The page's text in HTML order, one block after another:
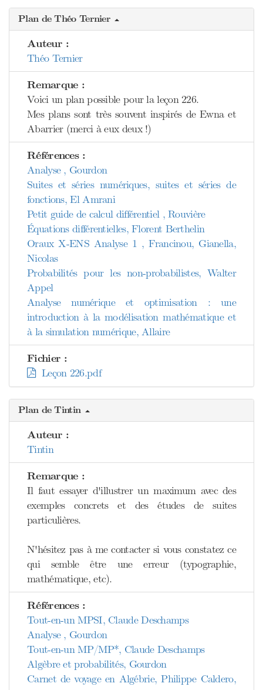
Plan de Théo Ternier
Auteur :
Théo Ternier
Remarque :
Voici un plan possible pour la leçon 226.
Mes plans sont très souvent inspirés de Ewna et
Abarrier (merci à eux deux !)
Références :
Analyse , Gourdon
Suites et séries numériques, suites et séries de
fonctions, El Amrani
Petit guide de calcul différentiel , Rouvière
Équations différentielles, Florent Berthelin
Oraux X-ENS Analyse 1 , Francinou, Gianella,
Nicolas
Probabilités pour les non-probabilistes, Walter
Appel
Analyse numérique et optimisation : une
introduction à la modélisation mathématique et
à la simulation numérique, Allaire
Fichier :
Leçon 226.pdf
Plan de Tintin
Auteur :
Tintin
Remarque :
Il faut essayer d'illustrer un maximum avec des
exemples concrets et des études de suites
particulières.
N'hésitez pas à me contacter si vous constatez ce
qui semble être une erreur (typographie,
mathématique, etc).
Références :
Tout-en-un MPSI, Claude Deschamps
Analyse , Gourdon
Tout-en-un MP/MP*, Claude Deschamps
Algèbre et probabilités, Gourdon
Carnet de voyage en Algébrie, Philippe Caldero,